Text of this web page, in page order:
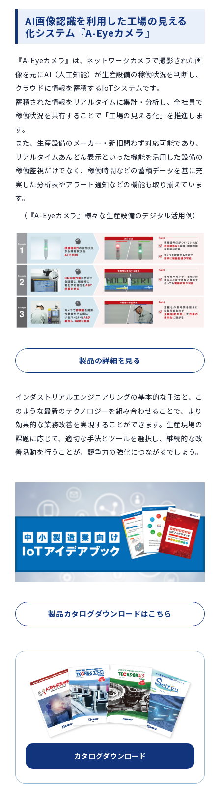
AI画像認識を利用した工場の見える
化システム『A-Eyeカメラ』
『A-Eyeカメラ』は、ネットワークカメラで撮影された画
像を元にAI（人工知能）が生産設備の稼働状況を判断し、
クラウドに情報を蓄積するIoTシステムです。
蓄積された情報をリアルタイムに集計・分析し、全社員で
稼働状況を共有することで「工場の見える化」を推進しま
す。
また、生産設備のメーカー・新旧問わず対応可能であり、
リアルタイムあんどん表示といった機能を活用した設備の
稼働監視だけでなく、稼働時間などの蓄積データを基に充
実した分析表やアラート通知などの機能も取り揃えていま
す。
（『A-Eyeカメラ』様々な生産設備のデジタル活用例）
製品の詳細を見る
インダストリアルエンジニアリングの基本的な手法と、こ
のような最新のテクノロジーを組み合わせることで、より
効果的な業務改善を実現することができます。生産現場の
課題に応じて、適切な手法とツールを選択し、継続的な改
善活動を行うことが、競争力の強化につながるでしょう。
製品カタログダウンロードはこちら
カタログダウンロード